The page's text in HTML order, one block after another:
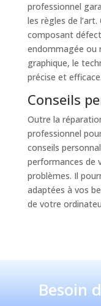
professionnel
les règles de
composant
endommagée ou
graphique, le
précise et efficace.
Conseils
Outre la
professionnel
conseils
performances de
problèmes. Il
adaptées à vos
de votre
Besoin